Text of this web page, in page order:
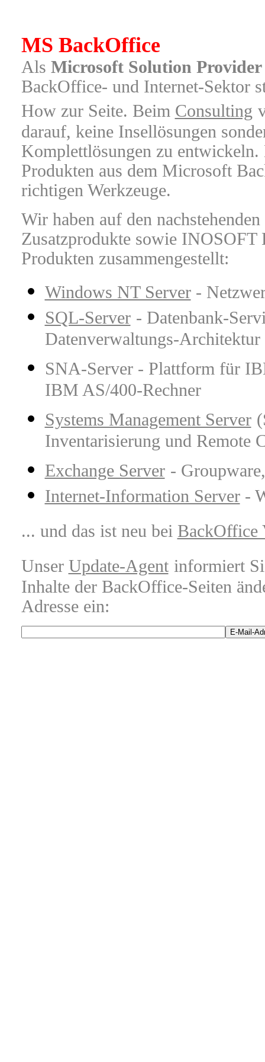
MS BackOffice
Als Microsoft Solution
BackOffice- und Internet-Sektor
How zur Seite. Beim Consulting
darauf, keine Insellösungen
Komplettlösungen zu
Produkten aus dem Microsoft
richtigen Werkzeuge.
Wir haben auf den
Zusatzprodukte sowie INOSOFT
Produkten zusammengestellt:
Windows NT Server-
SQL-Server - Datenbank-
Datenverwaltungs-
SNA-Server - Plattform für
IBM AS/400-Rechner
Systems Management Server
Inventarisierung und Remote
Exchange Server -
Internet-Information Server-
... und das ist neu bei BackOffice
Unser Update-Agent informiert
Inhalte der BackOffice-Seiten
Adresse ein: